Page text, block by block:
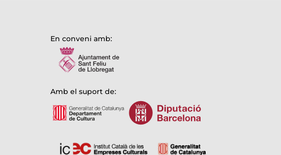
En conveni amb:
Amb el suport de: